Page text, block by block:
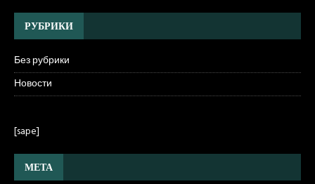
РУБРИКИ
Без рубрики
Новости
[sape]
МЕТА